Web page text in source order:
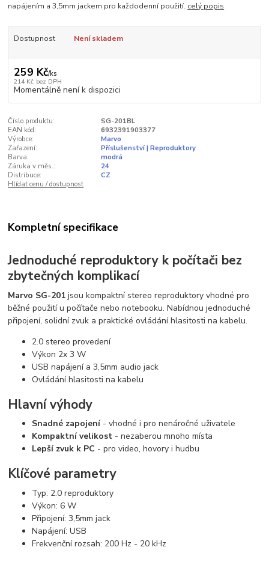
napájením a 3,5mm jackem pro každodenní použití. celý popis
Dostupnost Není skladem
259 Kč/ks
214 Kč bez DPH
Momentálně není k dispozici
Číslo produktu:
SG-201BL
EAN kód:
6932391903377
Výrobce:
Marvo
Zařazení:
Příslušenství | Reproduktory
Barva:
modrá
Záruka v měs.:
24
Distribuce:
CZ
Hlídat cenu / dostupnost
Kompletní specifikace
Jednoduché reproduktory k počítači bez
zbytečných komplikací
Marvo SG-201 jsou kompaktní stereo reproduktory vhodné pro
běžné použití u počítače nebo notebooku. Nabídnou jednoduché
připojení, solidní zvuk a praktické ovládání hlasitosti na kabelu.
2.0 stereo provedení
Výkon 2x 3 W
USB napájení a 3,5mm audio jack
Ovládání hlasitosti na kabelu
Hlavní výhody
Snadné zapojení- vhodné i pro nenáročné uživatele
Kompaktní velikost - nezaberou mnoho místa
Lepší zvuk k PC - pro video, hovory i hudbu
Klíčové parametry
Typ: 2.0 reproduktory
Výkon: 6 W
Připojení: 3,5mm jack
Napájení: USB
Frekvenční rozsah: 200 Hz - 20 kHz